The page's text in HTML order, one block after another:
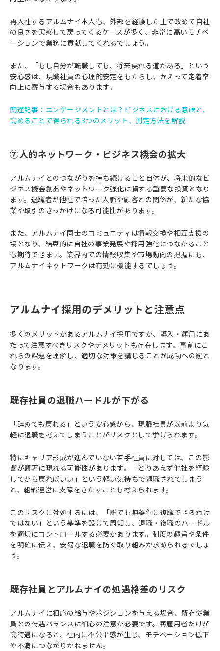
再入社するアルムナイ本人も、外部を経験した上で改めて自社
の良さを実感して戻ってくるケースが多く、非常に高いモチベ
ーションで業務に貢献してくれるでしょう。
また、「もし自分が転職しても、将来戻れる道がある」という
安心感は、現職社員の心理的安定をもたらし、かえって定着率
向上に寄与する場合もあります。
関連記事：エンゲージメントとは？ビジネスにおける意味と、
高めることで得られる3つのメリット、測定方法を解説
⑦人的ネットワーク・ビジネス機会の拡大
アルムナイとのつながりを持ち続けること自体が、将来的なビ
ジネス機会創出やネットワーク強化に資する重要な投資となり
ます。退職者が他社で培った人脈や顧客との関係が、新たな協
業や取引のきっかけになる可能性があります。
また、アルムナイ同士のコミュニティは情報交換や相互支援の
場となり、結果的に自社の事業発展や採用強化につながること
も期待できます。業界内での情報収集や市場動向の把握にも、
アルムナイネットワークは有効に機能するでしょう。
アルムナイ採用のデメリットと注意点
多くのメリットがあるアルムナイ採用ですが、導入・運用にあ
たって注意すべきリスクやデメリットも存在します。事前にこ
れらの課題を理解し、適切な対策を講じることが成功への鍵と
なります。
既存社員の退職ハードルが下がる
「辞めても戻れる」という安心感から、現職社員が以前より気
軽に退職を考えてしまうことがリスクとして挙げられます。
特にキャリア形成が進んでいない若手社員に対しては、この影
響が顕著に現れる可能性があります。「とりあえず他社を経験
してから戻ればいい」という軽い気持ちで退職されてしまう
と、組織運営に支障をきたすことも考えられます。
このリスクに対処するには、「誰でも無条件に復職できるわけ
ではない」という基準を設けて周知し、退職・復職のハードル
を適切にコントロールする必要があります。制度の趣旨や条件
を明確に伝え、安易な退職を防ぐ取り組みが求められるでしょ
う。
既存社員とアルムナイの処遇格差のリスク
アルムナイに相応の給与やポジションを与える場合、既存従業
員との待遇バランスに細心の注意が必要です。再雇用者だけが
高待遇になると、社内に不公平感が生じ、モチベーション低下
や不満につながりかねません。